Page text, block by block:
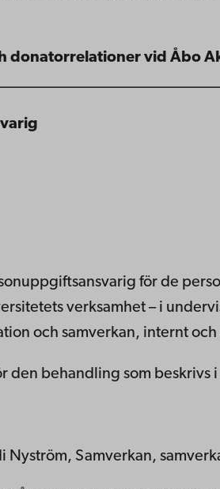
donatorrelationer vid Åbo
för de
verksamhet – i
och samverkan, internt
den behandling som beskrivs
Nyström, Samverkan,